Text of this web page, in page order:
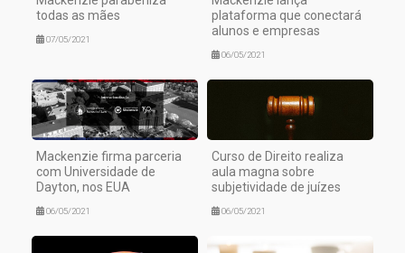
todas as mães
07/05/2021
plataforma que conectará
alunos e empresas
06/05/2021
Mackenzie firma parceria
com Universidade de
Dayton, nos EUA
06/05/2021
Curso de Direito realiza
aula magna sobre
subjetividade de juízes
06/05/2021